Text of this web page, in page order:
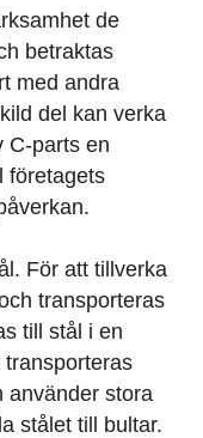
de
betraktas
med andra
del kan verka
C-parts en
företagets
För att tillverka
transporteras
till stål i en
använder stora
stålet till bultar.